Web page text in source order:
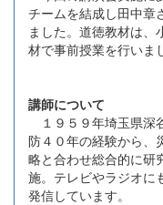
チームを結成し田中章
ました。道徳教材は、
材で事前授業を行いま
講師について
１９５９年埼玉県深
防４０年の経験から、
略と合わせ総合的に研
施。テレビやラジオに
発信しています。